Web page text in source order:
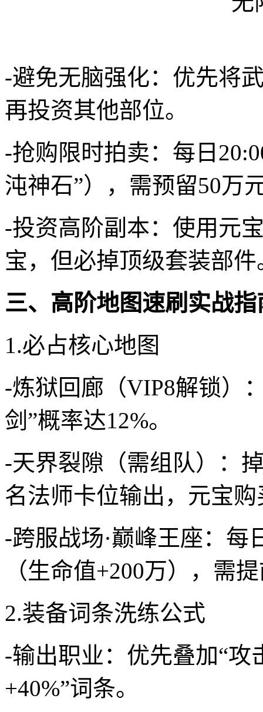
-避免无脑强化：优先将
再投资其他部位。
-抢购限时拍卖：每日
沌神石”），需预留50万
-投资高阶副本：使用元
宝，但必掉顶级套装部件
三、高阶地图速刷实战指
1.必占核心地图
-炼狱回廊（VIP8解锁）
剑”概率达12%。
-天界裂隙（需组队）：
名法师卡位输出，元宝购
-跨服战场·巅峰王座：每
（生命值+200万），需
2.装备词条洗练公式
-输出职业：优先叠加“攻
+40%”词条。